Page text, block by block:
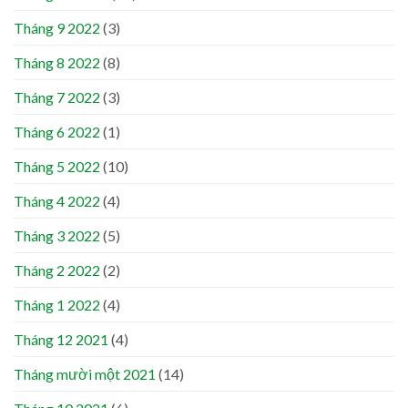
Tháng 9 2022 (3)
Tháng 8 2022 (8)
Tháng 7 2022 (3)
Tháng 6 2022 (1)
Tháng 5 2022 (10)
Tháng 4 2022 (4)
Tháng 3 2022 (5)
Tháng 2 2022 (2)
Tháng 1 2022 (4)
Tháng 12 2021 (4)
Tháng mười một 2021 (14)